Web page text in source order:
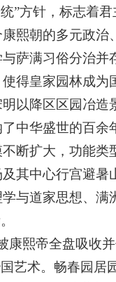
”方针，标志着
熙朝的多元政
萨满习俗分治
得皇家园林成
以降区区园冶
中华盛世的百
断扩大，功能
其中心行宫避
与道家思想、
康熙帝全盘吸
艺术。畅春园